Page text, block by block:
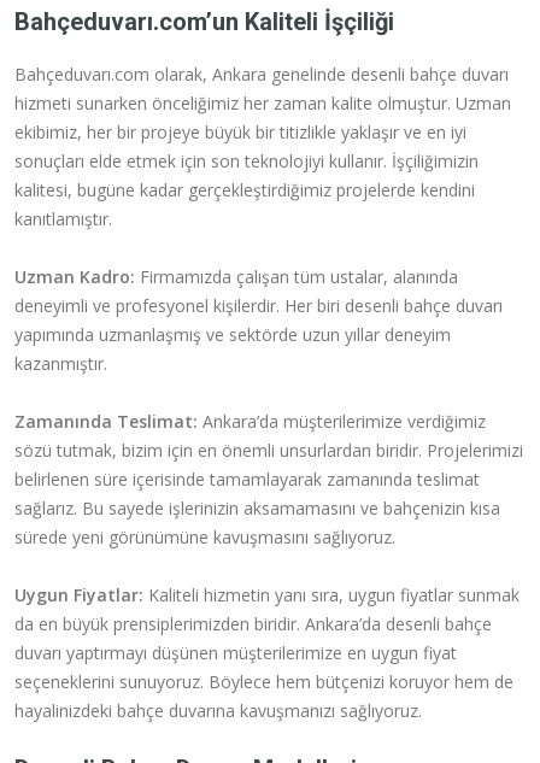
Bahçeduvarı.com’un Kaliteli İşçiliği
Bahçeduvarı.com olarak, Ankara genelinde desenli bahçe duvarı
hizmeti sunarken önceliğimiz her zaman kalite olmuştur. Uzman
ekibimiz, her bir projeye büyük bir titizlikle yaklaşır ve en iyi
sonuçları elde etmek için son teknolojiyi kullanır. İşçiliğimizin
kalitesi, bugüne kadar gerçekleştirdiğimiz projelerde kendini
kanıtlamıştır.
Uzman Kadro: Firmamızda çalışan tüm ustalar, alanında
deneyimli ve profesyonel kişilerdir. Her biri desenli bahçe duvarı
yapımında uzmanlaşmış ve sektörde uzun yıllar deneyim
kazanmıştır.
Zamanında Teslimat: Ankara’da müşterilerimize verdiğimiz
sözü tutmak, bizim için en önemli unsurlardan biridir. Projelerimizi
belirlenen süre içerisinde tamamlayarak zamanında teslimat
sağlarız. Bu sayede işlerinizin aksamamasını ve bahçenizin kısa
sürede yeni görünümüne kavuşmasını sağlıyoruz.
Uygun Fiyatlar: Kaliteli hizmetin yanı sıra, uygun fiyatlar sunmak
da en büyük prensiplerimizden biridir. Ankara’da desenli bahçe
duvarı yaptırmayı düşünen müşterilerimize en uygun fiyat
seçeneklerini sunuyoruz. Böylece hem bütçenizi koruyor hem de
hayalinizdeki bahçe duvarına kavuşmanızı sağlıyoruz.